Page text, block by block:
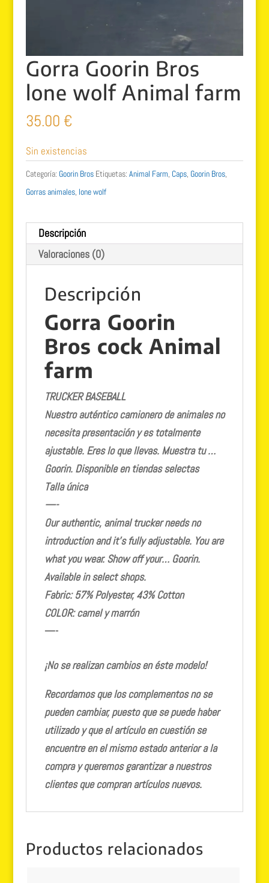
Gorra Goorin Bros
lone wolf Animal farm
35.00 €
Sin existencias
Categoría: Goorin Bros Etiquetas: Animal Farm, Caps, Goorin Bros,
Gorras animales, lone wolf
Descripción
Valoraciones (0)
Descripción
Gorra Goorin
Bros cock Animal
farm
TRUCKER BASEBALL
Nuestro auténtico camionero de animales no
necesita presentación y es totalmente
ajustable. Eres lo que llevas. Muestra tu …
Goorin. Disponible en tiendas selectas
Talla única
—-
Our authentic, animal trucker needs no
introduction and it’s fully adjustable. You are
what you wear. Show off your… Goorin.
Available in select shops.
Fabric: 57% Polyester, 43% Cotton
COLOR: camel y marrón
—-
¡No se realizan cambios en éste modelo!
Recordamos que los complementos no se
pueden cambiar, puesto que se puede haber
utilizado y que el artículo en cuestión se
encuentre en el mismo estado anterior a la
compra y queremos garantizar a nuestros
clientes que compran artículos nuevos.
Productos relacionados